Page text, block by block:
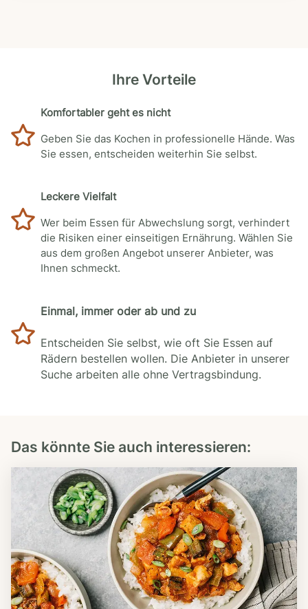
Ihre Vorteile
Komfortabler geht es nicht
Geben Sie das Kochen in professionelle Hände. Was
Sie essen, entscheiden weiterhin Sie selbst.
Leckere Vielfalt
Wer beim Essen für Abwechslung sorgt, verhindert
die Risiken einer einseitigen Ernährung. Wählen Sie
aus dem großen Angebot unserer Anbieter, was
Ihnen schmeckt.
Einmal, immer oder ab und zu
Entscheiden Sie selbst, wie oft Sie Essen auf
Rädern bestellen wollen. Die Anbieter in unserer
Suche arbeiten alle ohne Vertragsbindung.
Das könnte Sie auch interessieren: